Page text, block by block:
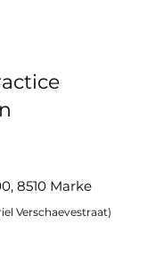
8510 Marke
Verschaevestraat)